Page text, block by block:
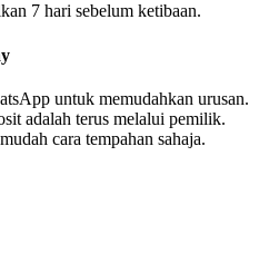
7 hari sebelum ketibaan.
untuk memudahkan urusan.
adalah terus melalui pemilik.
cara tempahan sahaja.